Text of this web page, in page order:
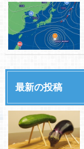
最新の投稿